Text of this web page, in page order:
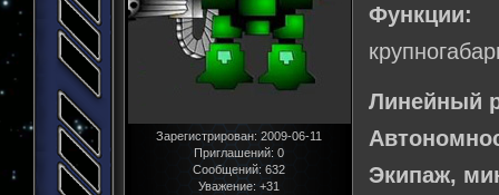
Зарегистрирован: 2009-06-11
Приглашений: 0
Сообщений: 632
Уважение: +31
Функции:
Линейный
Экипаж,